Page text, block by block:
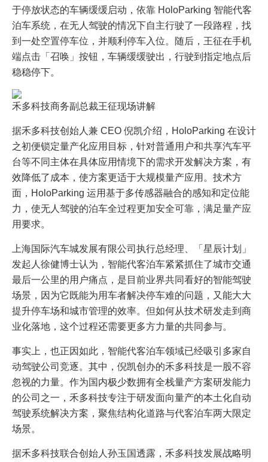
于停放状态的车辆缓缓启动，依靠 HoloParking 智能代客
泊车系统，在无人驾驶的情况下自主行驶了一段路程，找
到一处空置停车位，并顺利停车入位。随后，王征在手机
端点击「召唤」按钮，车辆缓缓驶出，行驶到指定地点后
稳稳停下。
禾多科技商务副总裁王征现场讲解
据禾多科技创始人兼 CEO 倪凯介绍，HoloParking 在设计
之初便锁定量产化应用目标，针对普通用户和共享汽车平
台等不同主体在具体应用情境下的需求开发解决方案，有
效降低了成本，使方案更适于大规模量产应用。技术方
面，HoloParking 运用基于多传感器融合的感知和定位能
力，使无人驾驶的泊车全过程更加安全可靠，满足量产应
用要求。
上海国际汽车城发展有限公司执行总经理、「星辰计划」
发起人徐健博士认为，智能代客泊车紧紧抓住了城市交通
最后一公里的用户痛点，是目前业界共同看好的智能驾驶
场景，因为它既能为用车者解决停车难的问题，又能大大
提升停车场和城市管理的效率。但如何从技术研发走到商
业化落地，这个过程还需要更多方力量的共同参与。
事实上，也正因如此，智能代客泊车领域已经吸引多家自
动驾驶公司竞逐。其中，倪凯创办的禾多科技是一股不容
忽视的力量。作为国内极少数拥有全栈量产方案研发能力
的公司之一，禾多科技专注于研发面向量产的本土化自动
驾驶系统解决方案，聚焦结构化道路与代客泊车两大限定
场景。
据禾多科技联合创始人孙玉国透露，禾多科技发展战略明